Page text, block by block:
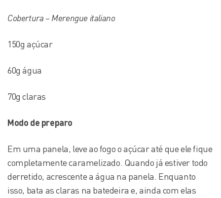
Cobertura – Merengue italiano
150g açúcar
60g água
70g claras
Modo de preparo
Em uma panela, leve ao fogo o açúcar até que ele fique
completamente caramelizado. Quando já estiver todo
derretido, acrescente a água na panela. Enquanto
isso, bata as claras na batedeira e, ainda com elas